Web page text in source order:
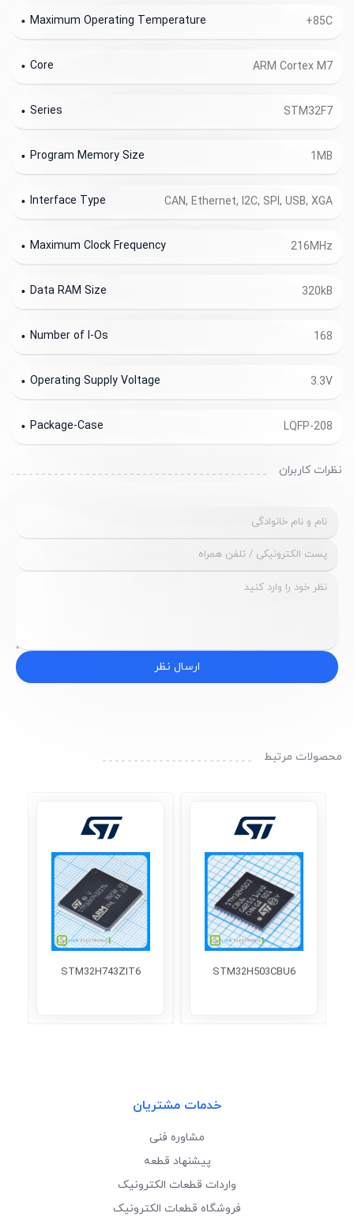
+85C
Maximum Operating Temperature
ARM Cortex M7
Core
STM32F7
Series
1MB
Program Memory Size
CAN, Ethernet, I2C, SPI, USB, XGA
Interface Type
216MHz
Maximum Clock Frequency
320kB
Data RAM Size
168
Number of I-Os
3.3V
Operating Supply Voltage
LQFP-208
Package-Case
نظرات کاربران
ارسال نظر
محصولات مرتبط
STM32H503CBU6
STM32H743ZIT6
خدمات مشتریان
مشاوره فنی
پیشنهاد قطعه
واردات قطعات الکترونیک
فروشگاه قطعات الکترونیک